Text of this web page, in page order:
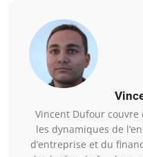
Vincent Dufour couvre
les dynamiques de
d’entreprise et du